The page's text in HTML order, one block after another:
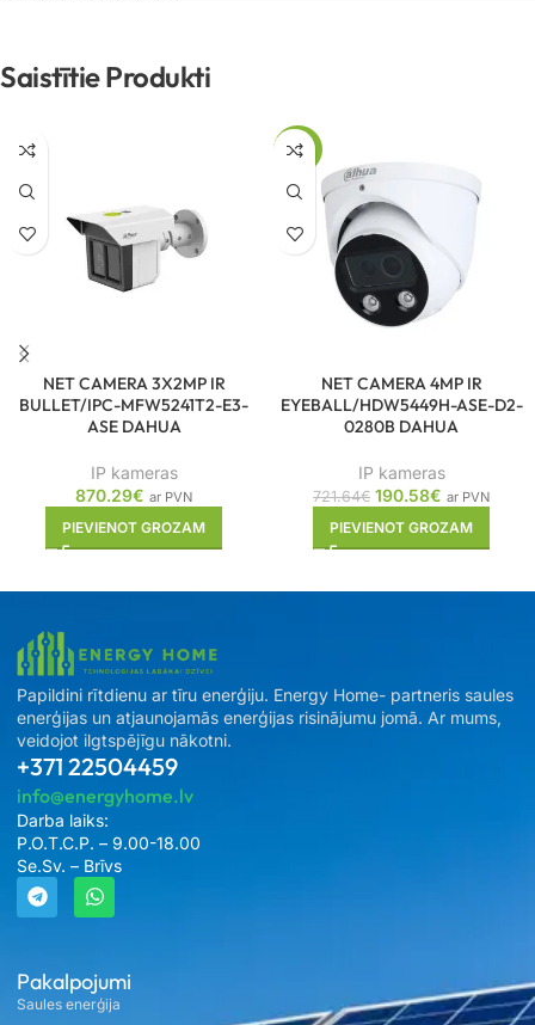
Saistītie Produkti
NET CAMERA 3X2MP IR
BULLET/IPC-MFW5241T2-E3-
ASE DAHUA
IP kameras
870.29€ ar PVN
PIEVIENOT GROZAM
-74%
NET CAMERA 4MP IR
EYEBALL/HDW5449H-ASE-D2-
0280B DAHUA
IP kameras
721.64€ 190.58€ ar PVN
PIEVIENOT GROZAM
Pakalpojumi
Saules enerģija
Papildini rītdienu ar tīru enerģiju. Energy Home- partneris saules
enerģijas un atjaunojamās enerģijas risinājumu jomā. Ar mums,
veidojot ilgtspējīgu nākotni.
+371 22504459
info@energyhome.lv
Darba laiks:
P.O.T.C.P. – 9.00-18.00
Se.Sv. – Brīvs